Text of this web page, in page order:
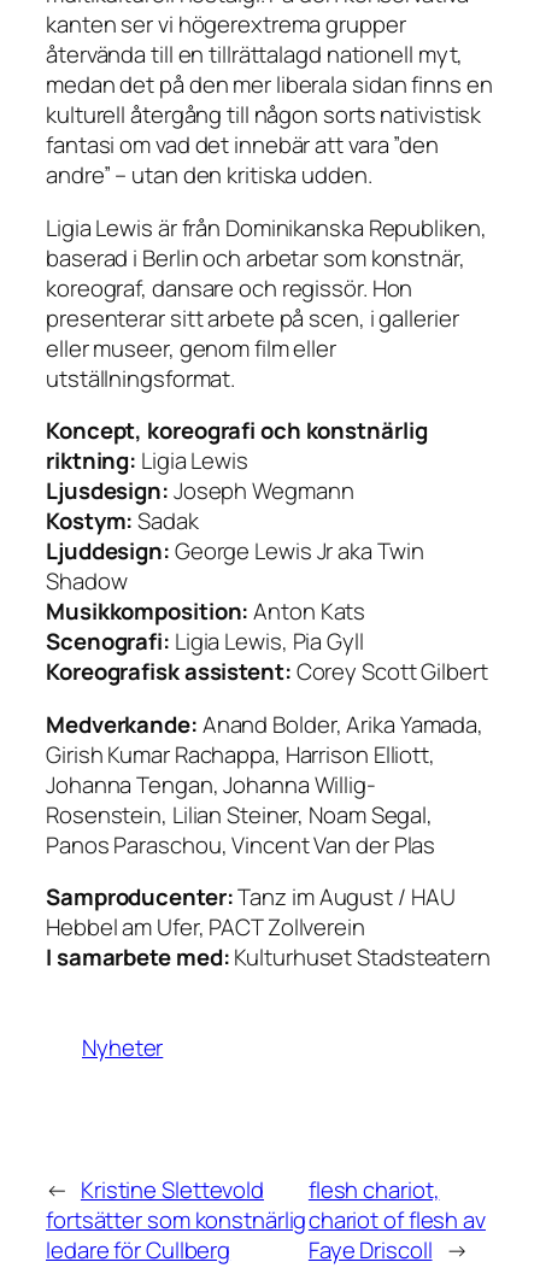
kanten ser vi högerextrema grupper
återvända till en tillrättalagd nationell myt,
medan det på den mer liberala sidan finns en
kulturell återgång till någon sorts nativistisk
fantasi om vad det innebär att vara ”den
andre” – utan den kritiska udden.
Ligia Lewis är från Dominikanska Republiken,
baserad i Berlin och arbetar som konstnär,
koreograf, dansare och regissör. Hon
presenterar sitt arbete på scen, i gallerier
eller museer, genom film eller
utställningsformat.
Koncept, koreografi och konstnärlig
riktning: Ligia Lewis
Ljusdesign:Joseph Wegmann
Kostym:Sadak
Ljuddesign:George Lewis Jr aka Twin
Shadow
Musikkomposition:Anton Kats
Scenografi: Ligia Lewis, Pia Gyll
Koreografisk assistent:Corey Scott Gilbert
Medverkande:Anand Bolder, Arika Yamada,
Girish Kumar Rachappa, Harrison Elliott,
Johanna Tengan, Johanna Willig-
Rosenstein, Lilian Steiner, Noam Segal,
Panos Paraschou, Vincent Van der Plas
Samproducenter:Tanz im August / HAU
Hebbel am Ufer, PACT Zollverein
I samarbete med:Kulturhuset Stadsteatern
Nyheter
← Kristine Slettevold
fortsätter som konstnärlig
ledare för Cullberg
flesh chariot,
chariot of flesh av
Faye Driscoll →